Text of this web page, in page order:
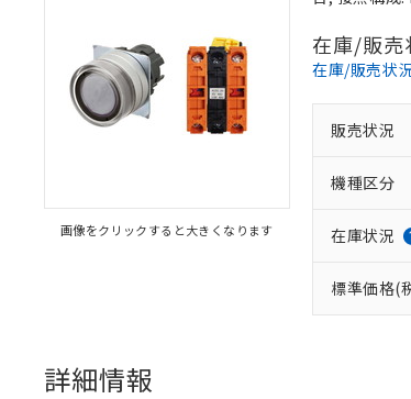
画像をクリックすると大きくなります
在庫/販売
在庫/販売状
販売状況
機種区分
在庫状況
標準価格(
詳細情報